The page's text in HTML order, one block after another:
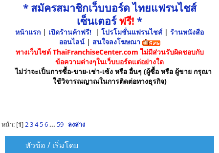
* สมัครสมาชิกเว็บบอร์ด ไทยแฟรนไชส์
เซ็นเตอร์ฟรี! *
หน้าแรก | เปิดร้านค้าฟรี! | โปรโมชั่นแฟรนไชส์ | ร้านหนังสือ
ออนไลน์ | สนใจลงโฆษณา
ทางเว็บไซต์ ThaiFranchiseCenter.com ไม่มีส่วนรับผิดชอบกับ
ข้อความต่างๆในเว็บบอร์ดแต่อย่างใด
ไม่ว่าจะเป็นการซื้อ-ขาย-เช่า-เซ้ง หรือ อื่นๆ (ผู้ซื้อ หรือ ผู้ขาย กรุณา
ใช้วิจารณญาณในการติดต่อทางธุรกิจ)
หน้า: [1]2 3 4 5 6 ... 59 ลงล่าง
หัวข้อ / เริ่มโดย